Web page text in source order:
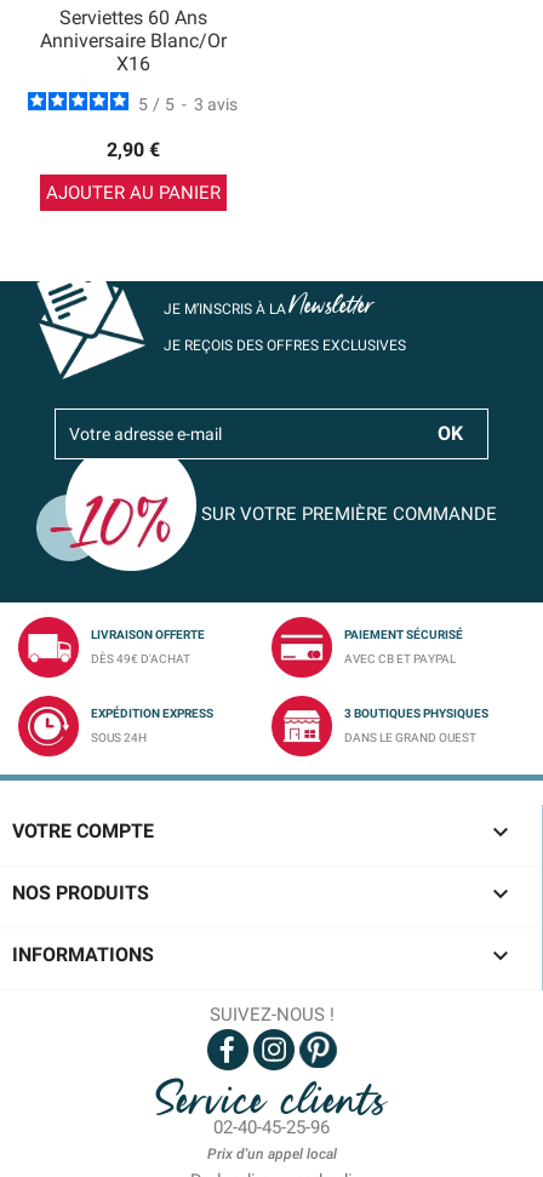
Serviettes 60 Ans
Anniversaire Blanc/Or
X16
5 / 5 - 3 avis
2,90 €
AJOUTER AU PANIER
JE M’INSCRIS À LANewsletter
JE REÇOIS DES OFFRES EXCLUSIVES
SUR VOTRE PREMIÈRE COMMANDE
LIVRAISON OFFERTE
DÈS 49€ D'ACHAT
PAIEMENT SÉCURISÉ
AVEC CB ET PAYPAL
EXPÉDITION EXPRESS
SOUS 24H
3 BOUTIQUES PHYSIQUES
DANS LE GRAND OUEST
VOTRE COMPTE 
NOS PRODUITS 
INFORMATIONS 
SUIVEZ-NOUS !
Service clients
02-40-45-25-96
Prix d'un appel local